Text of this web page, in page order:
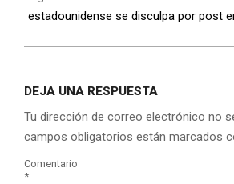
estadounidense se disculpa por post
DEJA UNA RESPUESTA
Tu dirección de correo electrónico no
campos obligatorios están marcados
Comentario
*